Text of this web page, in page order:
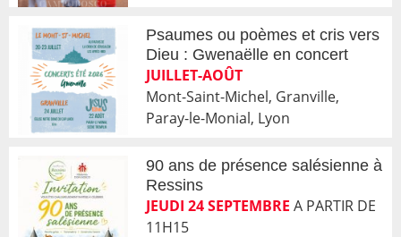
Psaumes ou poèmes et cris vers
Dieu : Gwenaëlle en concert
JUILLET-AOÛT
Mont-Saint-Michel, Granville,
Paray-le-Monial, Lyon
90 ans de présence salésienne à
Ressins
JEUDI 24 SEPTEMBRE A PARTIR DE
11H15